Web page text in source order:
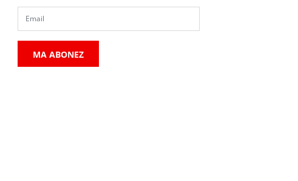
MA ABONEZ